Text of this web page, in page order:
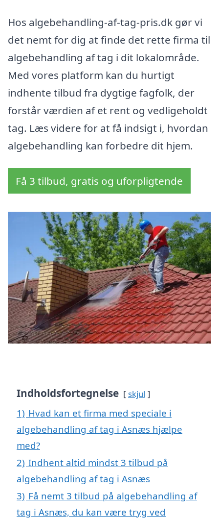
Hos algebehandling-af-tag-pris.dk gør vi
det nemt for dig at finde det rette firma til
algebehandling af tag i dit lokalområde.
Med vores platform kan du hurtigt
indhente tilbud fra dygtige fagfolk, der
forstår værdien af et rent og vedligeholdt
tag. Læs videre for at få indsigt i, hvordan
algebehandling kan forbedre dit hjem.
Få 3 tilbud, gratis og uforpligtende
Indholdsfortegnelse skjul
1) Hvad kan et firma med speciale i
algebehandling af tag i Asnæs hjælpe
med?
2) Indhent altid mindst 3 tilbud på
algebehandling af tag i Asnæs
3) Få nemt 3 tilbud på algebehandling af
tag i Asnæs, du kan være tryg ved